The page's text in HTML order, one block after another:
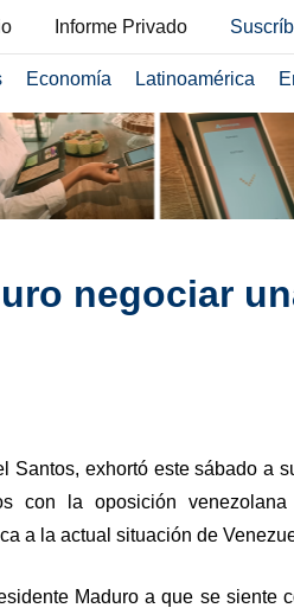
Informe Privado
Economía Latinoamérica
negociar
Santos, exhortó este sábado a
con la oposición venezolana
a la actual situación de
Maduro a que se siente